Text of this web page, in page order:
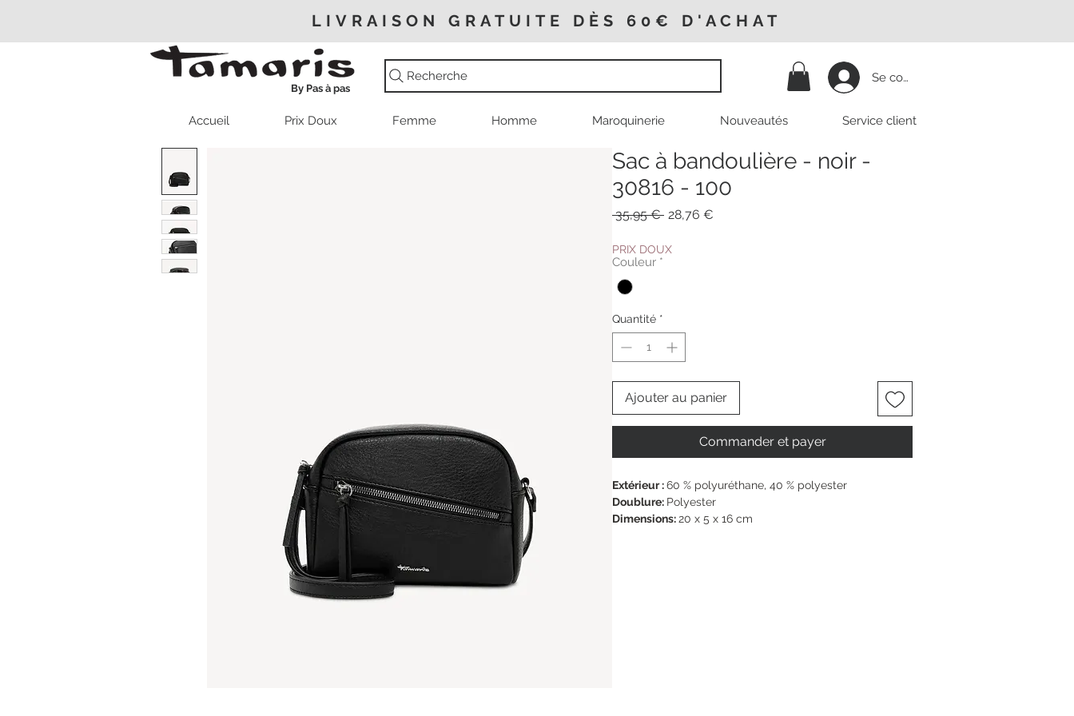
LIVRAISON GRATUITE DÈS 60€ D'ACHAT
By Pas à pas
Recherche Se connecter
Accueil Prix Doux Femme Homme Maroquinerie Nouveautés Service client
Sac à bandoulière - noir -
30816 - 100
35,95 € Prix
28,76 €
PRIX DOUX
Couleur *
Quantité *
Ajouter au panier
Commander et payer
Extérieur : ﻿60 % polyuréthane, 40 % polyester
Doublure: Polyester
Dimensions: 20 x 5 x 16 cm